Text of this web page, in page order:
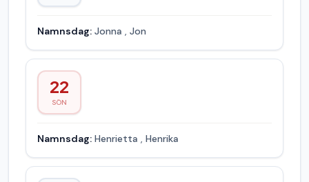
Namnsdag: Jonna , Jon
22
SÖN
Namnsdag: Henrietta , Henrika